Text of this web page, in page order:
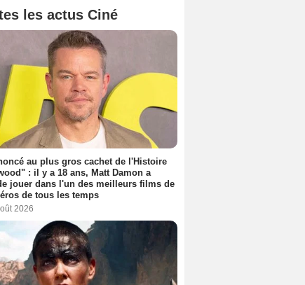
les actus Ciné
au plus gros cachet de l'Histoire
: il y a 18 ans, Matt Damon a
jouer dans l'un des meilleurs films de
de tous les temps
2026